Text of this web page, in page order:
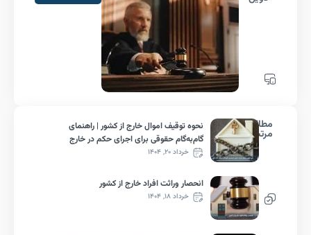
نحوه توقیف اموال خارج از کشور | راهنمای
گام‌به‌گام حقوقی برای اجرای حکم در خارج
خرداد ۲۰, ۱۴۰۴
انحصار وراثت افراد خارج از کشور
خرداد ۱۸, ۱۴۰۴